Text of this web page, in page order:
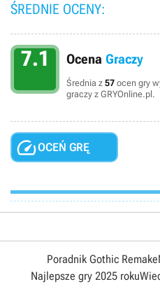
ŚREDNIE OCENY:
7.1 Ocena Graczy
Średnia z 57 ocen gry
graczy z GRYOnline.pl.
OCEŃ GRĘ
Poradnik Gothic Remake
Najlepsze gry 2025 roku